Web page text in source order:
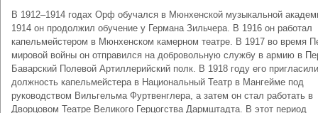
В 1912–1914 годах Орф обучался в Мюнхенской музыкальной
1914 он продолжил обучение у Германа Зильчера. В 1916 он работал
капельмейстером в Мюнхенском камерном театре. В 1917 во время
мировой войны он отправился на добровольную службу в армию в
Баварский Полевой Артиллерийский полк. В 1918 году его
должность капельмейстера в Национальный Театр в Мангейме под
руководством Вильгельма Фуртвенглера, а затем он стал работать в
Дворцовом Театре Великого Герцогства Дармштадта. В этот период